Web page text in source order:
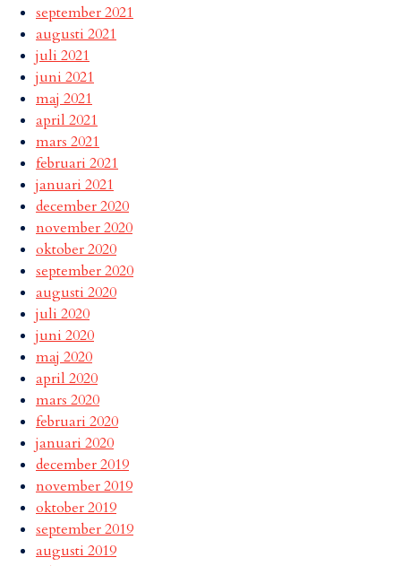
september 2021
augusti 2021
juli 2021
juni 2021
maj 2021
april 2021
mars 2021
februari 2021
januari 2021
december 2020
november 2020
oktober 2020
september 2020
augusti 2020
juli 2020
juni 2020
maj 2020
april 2020
mars 2020
februari 2020
januari 2020
december 2019
november 2019
oktober 2019
september 2019
augusti 2019